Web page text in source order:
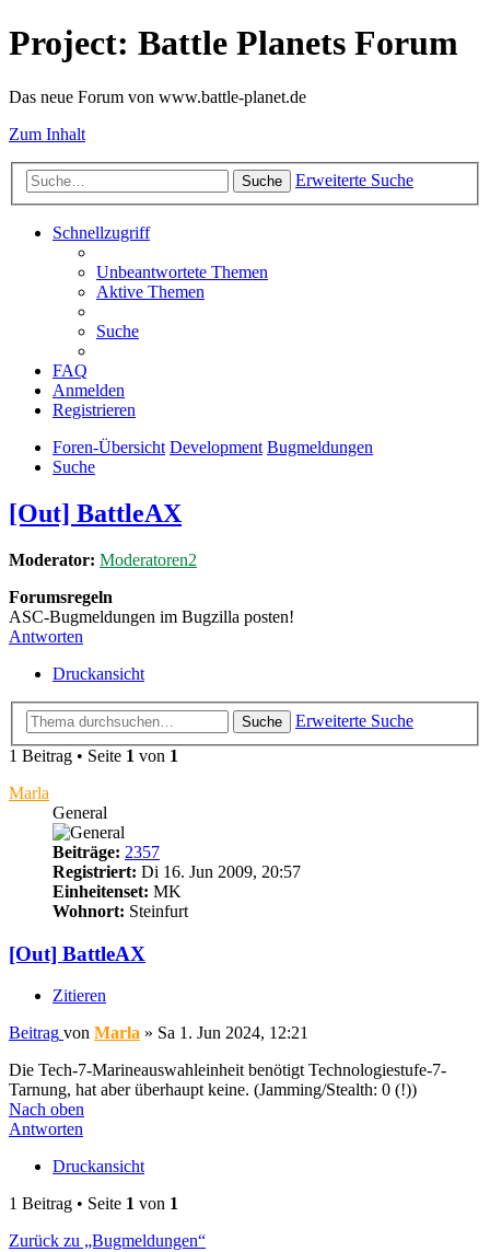
Project: Battle Planets Forum
Das neue Forum von www.battle-planet.de
Zum Inhalt
Suche Erweiterte Suche
Schnellzugriff
Unbeantwortete Themen
Aktive Themen
Suche
FAQ
Anmelden
Registrieren
Foren-Übersicht Development Bugmeldungen
Suche
[Out] BattleAX
Moderator: Moderatoren2
Forumsregeln
ASC-Bugmeldungen im Bugzilla posten!
Antworten
Druckansicht
Suche
Erweiterte Suche
1 Beitrag • Seite 1 von 1
Marla
General
Beiträge: 2357
Registriert: Di 16. Jun 2009, 20:57
Einheitenset: MK
Wohnort: Steinfurt
[Out] BattleAX
Zitieren
Beitrag von Marla » Sa 1. Jun 2024, 12:21
Die Tech-7-Marineauswahleinheit benötigt Technologiestufe-7-
Tarnung, hat aber überhaupt keine. (Jamming/Stealth: 0 (!))
Nach oben
Antworten
Druckansicht
1 Beitrag • Seite 1 von 1
Zurück zu „Bugmeldungen“